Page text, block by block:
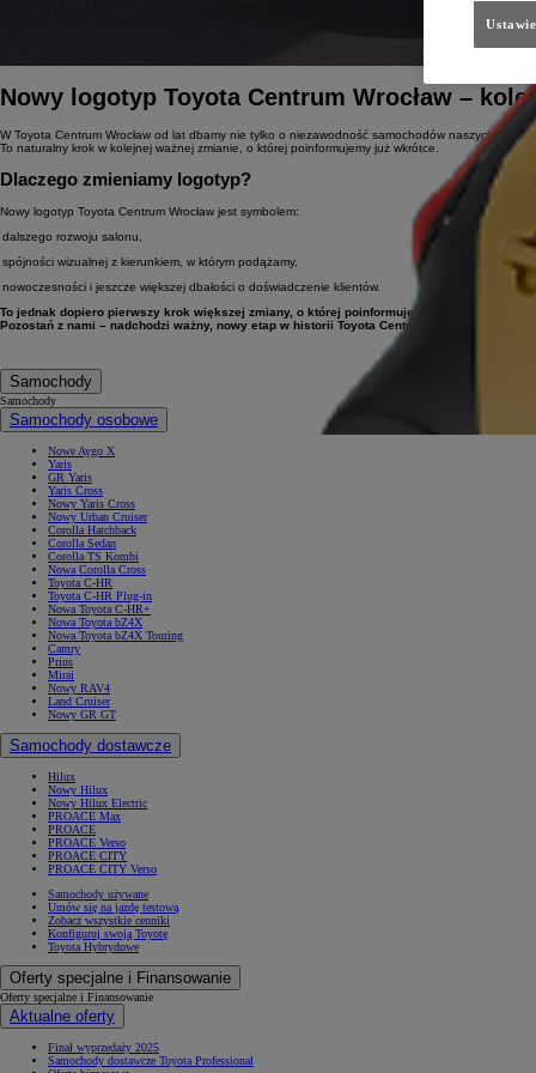
Nowy logotyp Toyota Centrum Wrocław –
W Toyota Centrum Wrocław od lat dbamy nie tylko o niezawodność samochodów naszych
To naturalny krok w kolejnej ważnej zmianie, o której poinformujemy już wkrótce.
Dlaczego zmieniamy logotyp?
Nowy logotyp Toyota Centrum Wrocław jest symbolem:
dalszego rozwoju salonu,
spójności wizualnej z kierunkiem, w którym podążamy,
nowoczesności i jeszcze większej dbałości o doświadczenie klientów.
To jednak dopiero pierwszy krok większej zmiany, o której poinformujemy już wkrótce.
Pozostań z nami – nadchodzi ważny, nowy etap w historii Toyota Centrum Wrocław.
Samochody
Samochody
Samochody osobowe
Nowe Aygo X
Yaris
GR Yaris
Yaris Cross
Nowy Yaris Cross
Nowy Urban Cruiser
Corolla Hatchback
Corolla Sedan
Corolla TS Kombi
Nowa Corolla Cross
Toyota C-HR
Toyota C-HR Plug-in
Nowa Toyota C-HR+
Nowa Toyota bZ4X
Nowa Toyota bZ4X Touring
Camry
Prius
Mirai
Nowy RAV4
Land Cruiser
Nowy GR GT
Samochody dostawcze
Hilux
Nowy Hilux
Nowy Hilux Electric
PROACE Max
PROACE
PROACE Verso
PROACE CITY
PROACE CITY Verso
Samochody używane
Umów się na jazdę testową
Zobacz wszystkie cenniki
Konfiguruj swoją Toyotę
Toyota Hybrydowe
Oferty specjalne i Finansowanie
Oferty specjalne i Finansowanie
Aktualne oferty
Finał wyprzedaży 2025
Samochody dostawcze Toyota Professional